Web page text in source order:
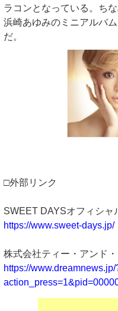
ラコンとなっている。ち
浜崎あゆみのミニアルバ
だ。
□外部リンク
SWEET DAYSオフィシャ
https://www.sweet-days.jp/
株式会社ティー・アンド
https://www.dreamnews.jp/